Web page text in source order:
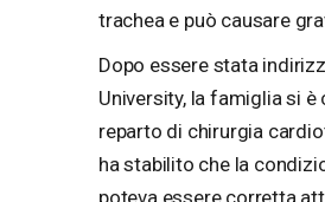
trachea e può causare
Dopo essere stata
University, la famiglia si
reparto di chirurgia
ha stabilito che la
poteva essere corretta